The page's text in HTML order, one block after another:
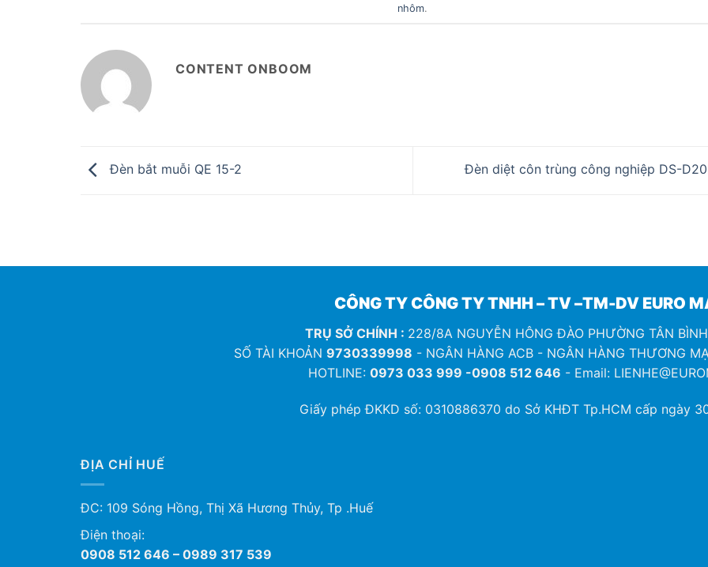
nhôm.
CONTENT ONBOOM
Đèn bắt muỗi QE 15-2 Đèn diệt côn trùng công nghiệp DS-
CÔNG TY CÔNG TY TNHH – TV –TM-DV EURO
TRỤ SỞ CHÍNH : 228/8A NGUYỄN HÔNG ĐÀO PHƯỜNG TÂN
SỐ TÀI KHOẢN 9730339998 - NGÂN HÀNG ACB - NGÂN HÀNG THƯƠNG
HOTLINE: 0973 033 999 -0908 512 646 - Email:
Giấy phép ĐKKD số: 0310886370 do Sở KHĐT Tp.HCM cấp ngày
ĐỊA CHỈ HUẾ
ĐC: 109 Sóng Hồng, Thị Xã Hương Thủy, Tp .Huế
Điện thoại:
0908 512 646 – 0989 317 539